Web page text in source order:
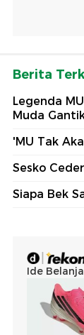
Berita
Legenda
Muda
'MU Tak
Sesko
Siapa Bek